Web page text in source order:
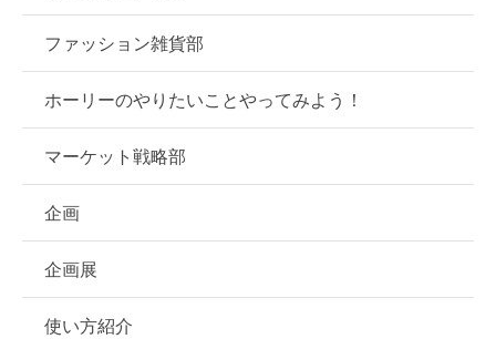
ファッション雑貨部
ホーリーのやりたいことやってみよう！
マーケット戦略部
企画
企画展
使い方紹介